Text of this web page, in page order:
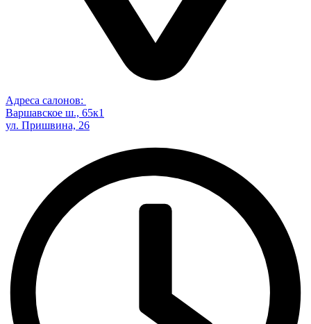
Адреса салонов:
Варшавское ш., 65к1
ул. Пришвина, 26